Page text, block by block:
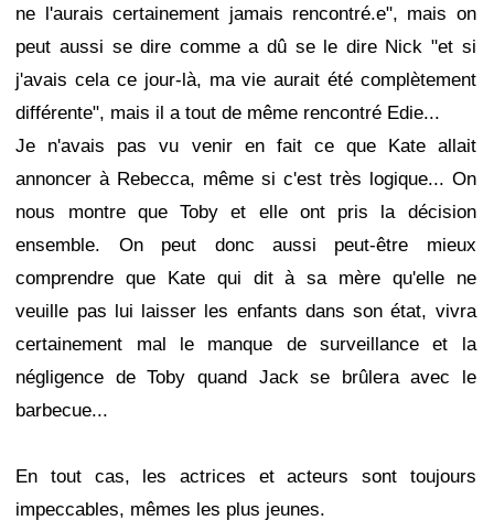
ne l'aurais certainement jamais rencontré.e", mais on
peut aussi se dire comme a dû se le dire Nick "et si
j'avais cela ce jour-là, ma vie aurait été complètement
différente", mais il a tout de même rencontré Edie...
Je n'avais pas vu venir en fait ce que Kate allait
annoncer à Rebecca, même si c'est très logique... On
nous montre que Toby et elle ont pris la décision
ensemble. On peut donc aussi peut-être mieux
comprendre que Kate qui dit à sa mère qu'elle ne
veuille pas lui laisser les enfants dans son état, vivra
certainement mal le manque de surveillance et la
négligence de Toby quand Jack se brûlera avec le
barbecue...
En tout cas, les actrices et acteurs sont toujours
impeccables, mêmes les plus jeunes.